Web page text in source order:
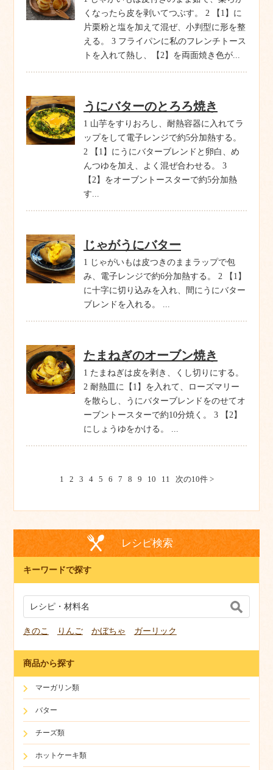
くなったら皮を剥いてつぶす。 2 【1】に
片栗粉と塩を加えて混ぜ、小判型に形を整
える。 3 フライパンに私のフレンチトース
トを入れて熱し、【2】を両面焼き色が...
うにバターのとろろ焼き
1 山芋をすりおろし、耐熱容器に入れてラ
ップをして電子レンジで約5分加熱する。
2 【1】にうにバターブレンドと卵白、め
んつゆを加え、よく混ぜ合わせる。 3
【2】をオーブントースターで約5分加熱
す...
じゃがうにバター
1 じゃがいもは皮つきのままラップで包
み、電子レンジで約6分加熱する。 2 【1】
に十字に切り込みを入れ、間にうにバター
ブレンドを入れる。 ...
たまねぎのオーブン焼き
1 たまねぎは皮を剥き、くし切りにする。
2 耐熱皿に【1】を入れて、ローズマリー
を散らし、うにバターブレンドをのせてオ
ーブントースターで約10分焼く。 3 【2】
にしょうゆをかける。 ...
1 2 3 4 5 6 7 8 9 10 11 次の10件 >
レシピ検索
キーワードで探す
きのこ りんご かぼちゃ ガーリック
商品から探す
マーガリン類
バター
チーズ類
ホットケーキ類